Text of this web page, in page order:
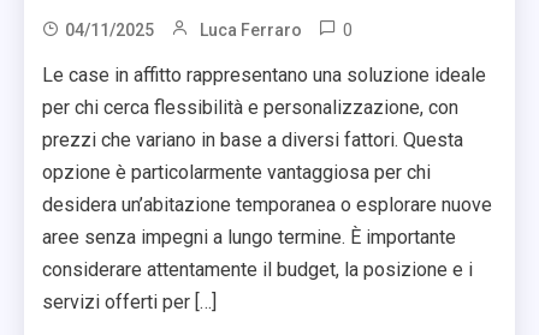
04/11/2025 Luca Ferraro 0
Le case in affitto rappresentano una soluzione ideale
per chi cerca flessibilità e personalizzazione, con
prezzi che variano in base a diversi fattori. Questa
opzione è particolarmente vantaggiosa per chi
desidera un’abitazione temporanea o esplorare nuove
aree senza impegni a lungo termine. È importante
considerare attentamente il budget, la posizione e i
servizi offerti per […]